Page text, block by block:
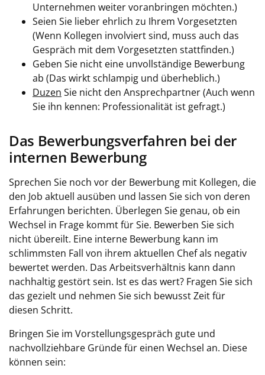
Unternehmen weiter voranbringen möchten.)
Seien Sie lieber ehrlich zu Ihrem Vorgesetzten
(Wenn Kollegen involviert sind, muss auch das
Gespräch mit dem Vorgesetzten stattfinden.)
Geben Sie nicht eine unvollständige Bewerbung
ab (Das wirkt schlampig und überheblich.)
Duzen Sie nicht den Ansprechpartner (Auch wenn
Sie ihn kennen: Professionalität ist gefragt.)
Das Bewerbungsverfahren bei der
internen Bewerbung
Sprechen Sie noch vor der Bewerbung mit Kollegen, die
den Job aktuell ausüben und lassen Sie sich von deren
Erfahrungen berichten. Überlegen Sie genau, ob ein
Wechsel in Frage kommt für Sie. Bewerben Sie sich
nicht übereilt. Eine interne Bewerbung kann im
schlimmsten Fall von ihrem aktuellen Chef als negativ
bewertet werden. Das Arbeitsverhältnis kann dann
nachhaltig gestört sein. Ist es das wert? Fragen Sie sich
das gezielt und nehmen Sie sich bewusst Zeit für
diesen Schritt.
Bringen Sie im Vorstellungsgespräch gute und
nachvollziehbare Gründe für einen Wechsel an. Diese
können sein: